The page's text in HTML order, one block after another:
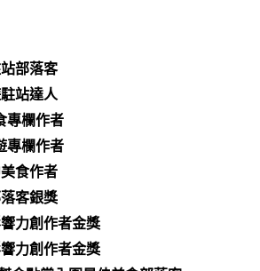
部落客
站達人
專欄作者
專欄作者
食作者
客銀獎
力創作者金獎
力創作者金獎